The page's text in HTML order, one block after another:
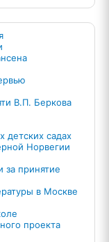
В.П. Беркова
детских садах
Норвегии
принятие
в Москве
проекта